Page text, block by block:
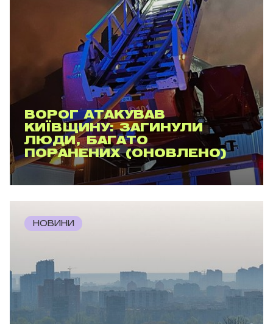
ВОРОГ АТАКУВАВ
КИЇВЩИНУ: ЗАГИНУЛИ
ЛЮДИ, БАГАТО
ПОРАНЕНИХ (ОНОВЛЕНО)
НОВИНИ